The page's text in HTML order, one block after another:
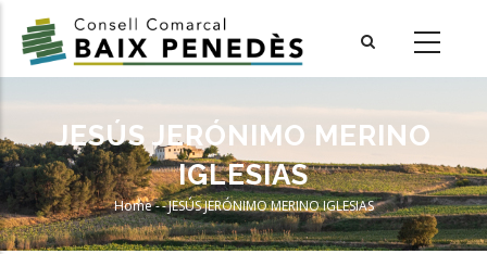
main
JESÚS JERÓNIMO MERINO
IGLESIAS
Breadcrumb
Home--JESÚS JERÓNIMO MERINO IGLESIAS